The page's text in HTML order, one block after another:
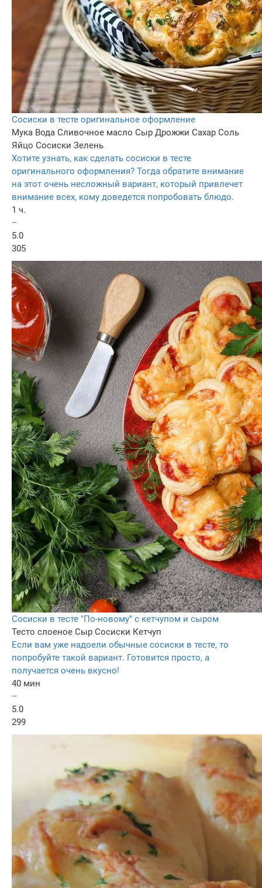
Сосиски в тесте оригинальное оформление
Мука Вода Сливочное масло Сыр Дрожжи Сахар Соль
Яйцо Сосиски Зелень
Хотите узнать, как сделать сосиски в тесте
оригинального оформления? Тогда обратите внимание
на этот очень несложный вариант, который привлечет
внимание всех, кому доведется попробовать блюдо.
1 ч.
–
5.0
305
Сосиски в тесте "По-новому" с кетчупом и сыром
Тесто слоеное Сыр Сосиски Кетчуп
Если вам уже надоели обычные сосиски в тесте, то
попробуйте такой вариант. Готовится просто, а
получается очень вкусно!
40 мин
–
5.0
299